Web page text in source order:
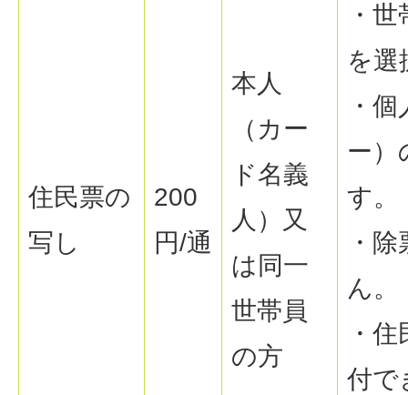
住民票の
写し
200
円/通
本人
（カー
ド名義
人）又
は同一
世帯員
の方
・
を選
・
ー）
す。
・
ん。
・
付で